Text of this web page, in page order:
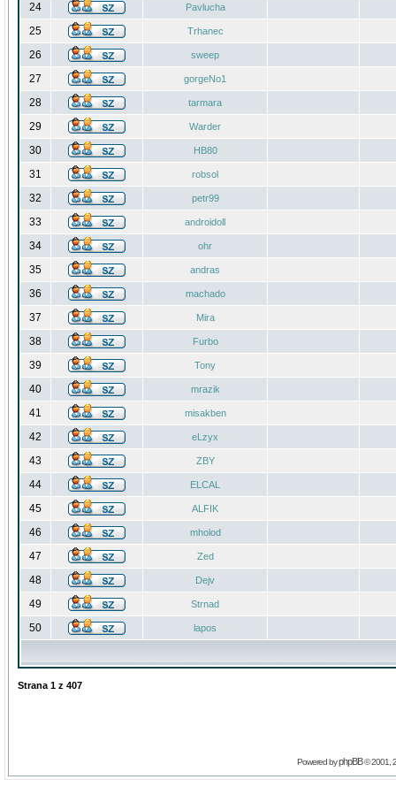
24 Pavlucha
25 Trhanec
26 sweep
27 gorgeNo1
28 tarmara
29 Warder
30 HB80
31 robsol
32 petr99
33 androidoll
34 ohr
35 andras
36 machado
37 Mira
38 Furbo
39 Tony
40 mrazik
41 misakben
42 eLzyx
43 ZBY
44 ELCAL
45 ALFIK
46 mholod
47 Zed
48 Dejv
49 Strnad
50 lapos
Strana 1 z 407
Powered byphpBB© 2001,